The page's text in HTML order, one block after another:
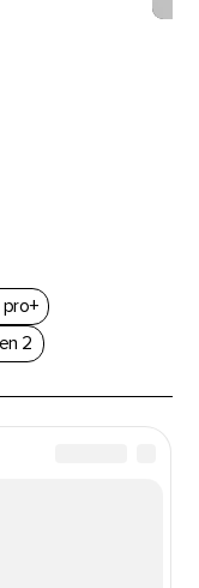
pro+
2